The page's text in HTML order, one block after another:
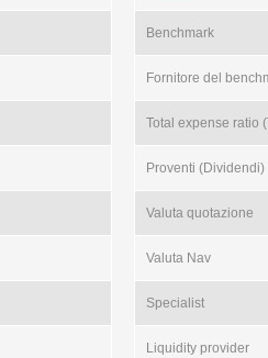
Benchmark
Fornitore del
Total expense ratio
Proventi (Dividendi)
Valuta quotazione
Valuta Nav
Specialist
Liquidity provider